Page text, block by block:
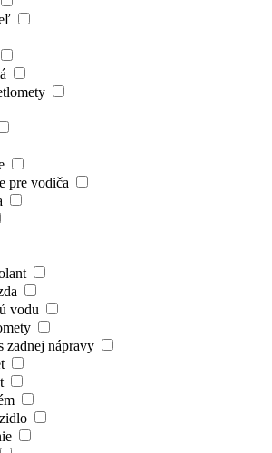
pre vodiča
vodu
zadnej nápravy